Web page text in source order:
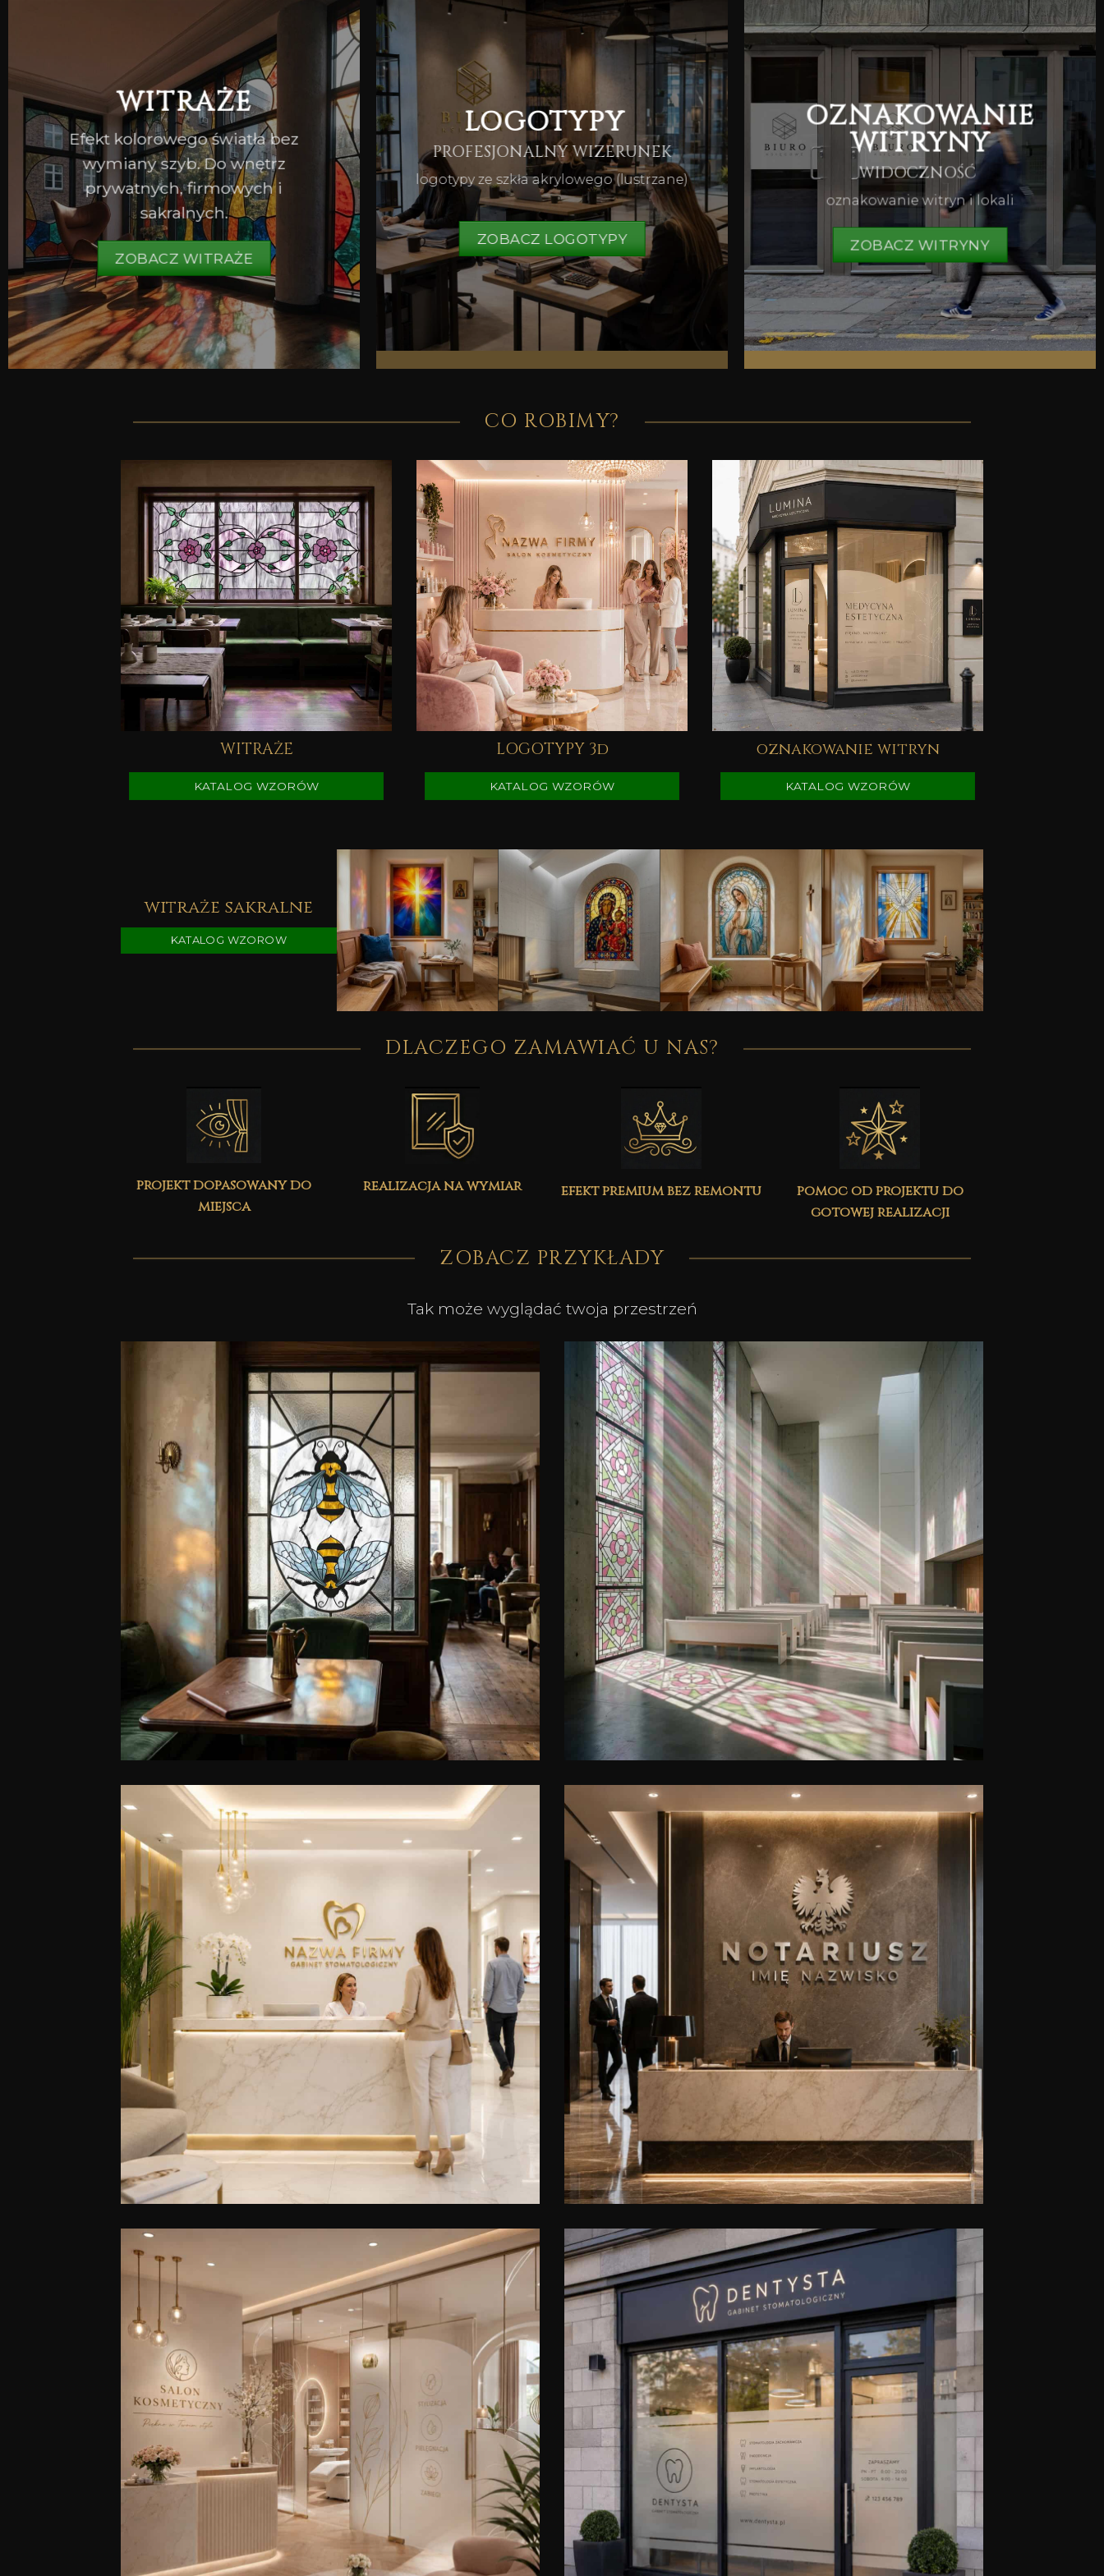
WITRAŻE
Efekt kolorowego światła bez
wymiany szyb. Do wnętrz
prywatnych, firmowych i
sakralnych.
ZOBACZ WITRAŻE
LOGOTYPY
PROFESJONALNY WIZERUNEK
logotypy ze szkła akrylowego (lustrzane)
ZOBACZ LOGOTYPY
OZNAKOWANIE
WITRYNY
WIDOCZNOŚĆ
oznakowanie witryn i lokali
ZOBACZ WITRYNY
CO ROBIMY?
WITRAŻE
KATALOG WZORÓW
LOGOTYPY 3d
KATALOG WZORÓW
oznakowanie witryn
KATALOG WZORÓW
witraże sakralne
KATALOG WZOROW
DLACZEGO ZAMAWIAĆ U NAS?
projekt dopasowany do
miejsca
realizacja na wymiar efekt premium bez remontu
pomoc od projektu do
gotowej realizacji
ZOBACZ PRZYKŁADY
Tak może wyglądać twoja przestrzeń